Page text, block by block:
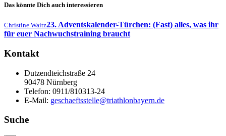
Das könnte Dich auch interessieren
Christine Waitz23. Adventskalender-Türchen: (Fast) alles, was ihr
für euer Nachwuchstraining braucht
Kontakt
Dutzendteichstraße 24
90478 Nürnberg
Telefon: 0911/810313-24
E-Mail: geschaeftsstelle@triathlonbayern.de
Suche